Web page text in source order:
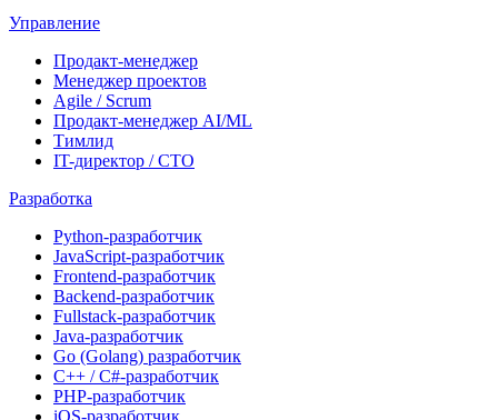
Управление
Продакт-менеджер
Менеджер проектов
Agile / Scrum
Продакт-менеджер AI/ML
Тимлид
IT-директор / CTO
Разработка
Python-разработчик
JavaScript-разработчик
Frontend-разработчик
Backend-разработчик
Fullstack-разработчик
Java-разработчик
Go (Golang) разработчик
C++ / C#-разработчик
PHP-разработчик
iOS-разработчик